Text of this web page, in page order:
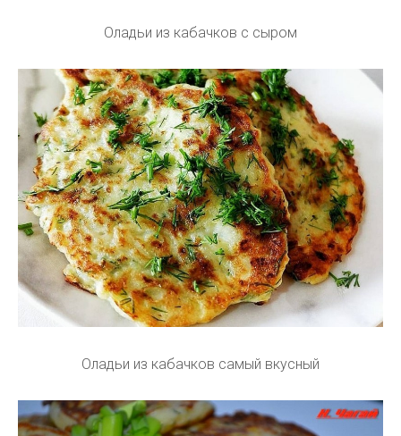
Оладьи из кабачков с сыром
Оладьи из кабачков самый вкусный